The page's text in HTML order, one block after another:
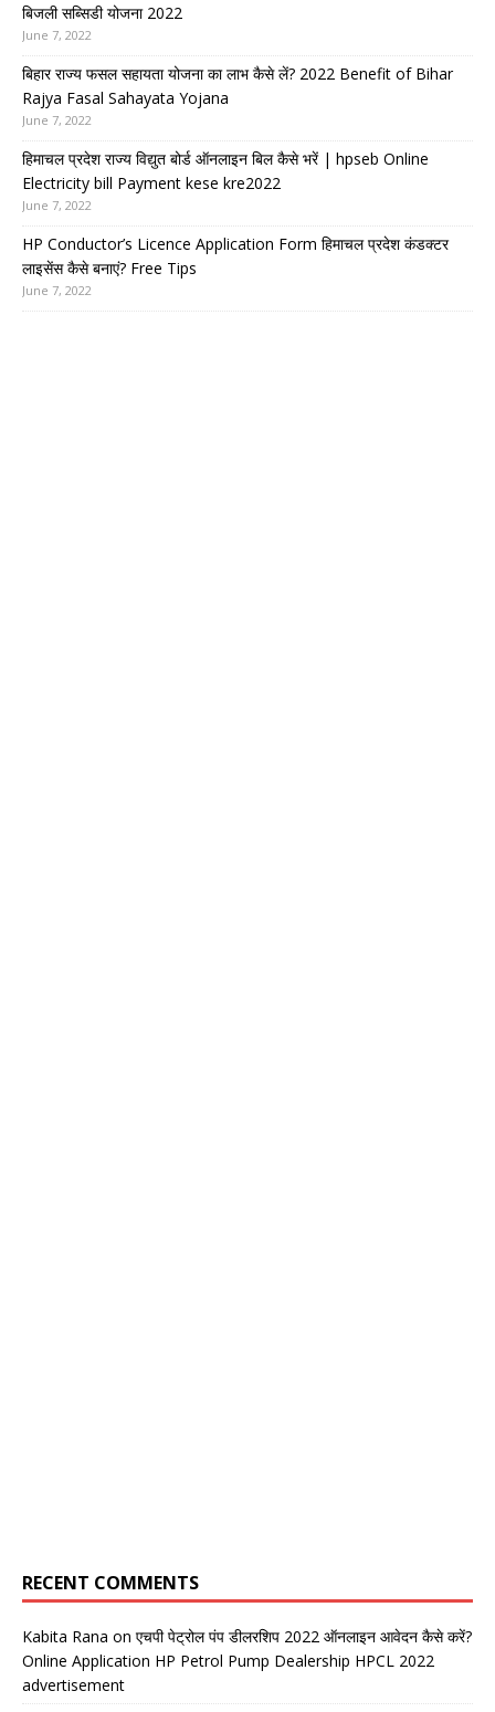
बिजली सब्सिडी योजना 2022
June 7, 2022
बिहार राज्य फसल सहायता योजना का लाभ कैसे लें? 2022 Benefit of Bihar
Rajya Fasal Sahayata Yojana
June 7, 2022
हिमाचल प्रदेश राज्य विद्युत बोर्ड ऑनलाइन बिल कैसे भरें | hpseb Online
Electricity bill Payment kese kre2022
June 7, 2022
HP Conductor’s Licence Application Form हिमाचल प्रदेश कंडक्टर
लाइसेंस कैसे बनाएं? Free Tips
June 7, 2022
RECENT COMMENTS
Kabita Rana on एचपी पेट्रोल पंप डीलरशिप 2022 ऑनलाइन आवेदन कैसे करें?
Online Application HP Petrol Pump Dealership HPCL 2022
advertisement